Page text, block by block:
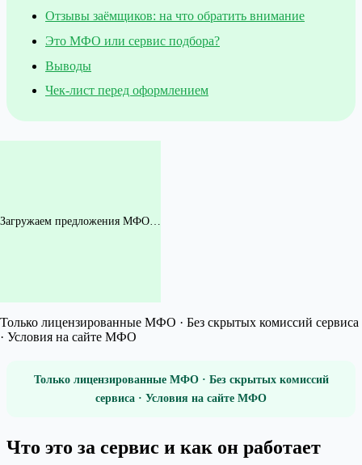
Отзывы заёмщиков: на что обратить внимание
Это МФО или сервис подбора?
Выводы
Чек-лист перед оформлением
Загружаем предложения МФО…
Только лицензированные МФО · Без скрытых комиссий сервиса
· Условия на сайте МФО
Только лицензированные МФО · Без скрытых комиссий
сервиса · Условия на сайте МФО
Что это за сервис и как он работает